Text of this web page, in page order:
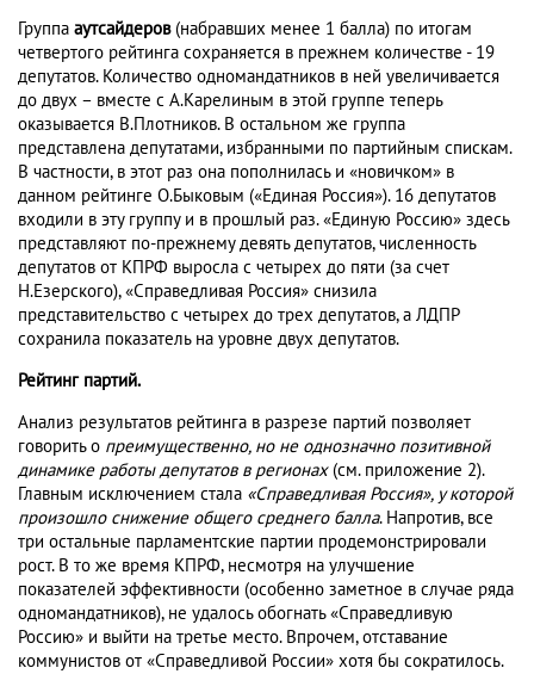
Группа аутсайдеров(набравших менее 1 балла) по итогам
четвертого рейтинга сохраняется в прежнем количестве - 19
депутатов. Количество одномандатников в ней увеличивается
до двух – вместе с А.Карелиным в этой группе теперь
оказывается В.Плотников. В остальном же группа
представлена депутатами, избранными по партийным спискам.
В частности, в этот раз она пополнилась и «новичком» в
данном рейтинге О.Быковым («Единая Россия»). 16 депутатов
входили в эту группу и в прошлый раз. «Единую Россию» здесь
представляют по-прежнему девять депутатов, численность
депутатов от КПРФ выросла с четырех до пяти (за счет
Н.Езерского), «Справедливая Россия» снизила
представительство с четырех до трех депутатов, а ЛДПР
сохранила показатель на уровне двух депутатов.
Рейтинг партий.
Анализ результатов рейтинга в разрезе партий позволяет
говорить о преимущественно, но не однозначно позитивной
динамике работы депутатов в регионах(см. приложение 2).
Главным исключением стала «Справедливая Россия», у которой
произошло снижение общего среднего балла. Напротив, все
три остальные парламентские партии продемонстрировали
рост. В то же время КПРФ, несмотря на улучшение
показателей эффективности (особенно заметное в случае ряда
одномандатников), не удалось обогнать «Справедливую
Россию» и выйти на третье место. Впрочем, отставание
коммунистов от «Справедливой России» хотя бы сократилось.